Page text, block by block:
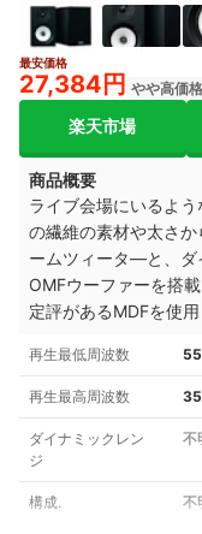
最安価格
27,384円 やや高価格
楽天市場
商品概要
ライブ会場にいるよ
の繊維の素材や太さ
ームツィータ―と、ダ
OMFウーファーを搭
定評があるMDFを使
再生最低周波数
再生最高周波数
ダイナミックレン
ジ
不
構成. 不